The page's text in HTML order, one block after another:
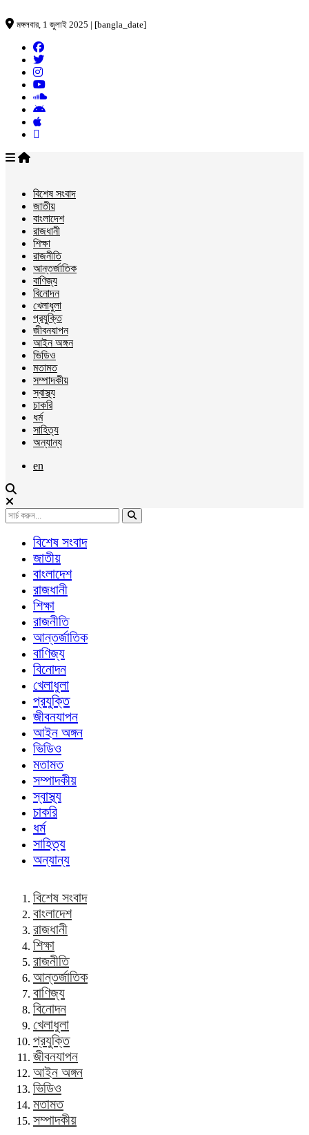
মঙ্গলবার, 1 জুলাই 2025 | [bangla_date]
বিশেষ সংবাদ
জাতীয়
বাংলাদেশ
রাজধানী
শিক্ষা
রাজনীতি
আন্তর্জাতিক
বাণিজ্য
বিনোদন
খেলাধুলা
প্রযুক্তি
জীবনযাপন
আইন অঙ্গন
ভিডিও
মতামত
সম্পাদকীয়
স্বাস্থ্য
চাকরি
ধর্ম
সাহিত্য
অন্যান্য
en
বিশেষ সংবাদ
জাতীয়
বাংলাদেশ
রাজধানী
শিক্ষা
রাজনীতি
আন্তর্জাতিক
বাণিজ্য
বিনোদন
খেলাধুলা
প্রযুক্তি
জীবনযাপন
আইন অঙ্গন
ভিডিও
মতামত
সম্পাদকীয়
স্বাস্থ্য
চাকরি
ধর্ম
সাহিত্য
অন্যান্য
বিশেষ সংবাদ
বাংলাদেশ
রাজধানী
শিক্ষা
রাজনীতি
আন্তর্জাতিক
বাণিজ্য
বিনোদন
খেলাধুলা
প্রযুক্তি
জীবনযাপন
আইন অঙ্গন
ভিডিও
মতামত
সম্পাদকীয়